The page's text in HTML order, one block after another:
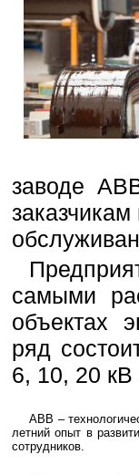
заводе
самыми
объектах
ряд
6, 10, 20
ABB –
летний опыт в
сотрудников.